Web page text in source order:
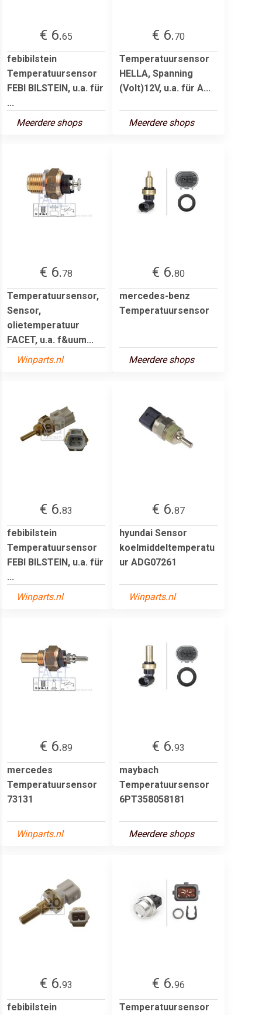
€ 6.65
febibilstein
Temperatuursensor
FEBI BILSTEIN, u.a. für
...
Meerdere shops
€ 6.70
Temperatuursensor
HELLA, Spanning
(Volt)12V, u.a. für A...
Meerdere shops
€ 6.78
Temperatuursensor,
Sensor,
olietemperatuur
FACET, u.a. f&uum...
Winparts.nl
€ 6.80
mercedes-benz
Temperatuursensor
Meerdere shops
€ 6.83
febibilstein
Temperatuursensor
FEBI BILSTEIN, u.a. für
...
Winparts.nl
€ 6.87
hyundai Sensor
koelmiddeltemperatu
ur ADG07261
Winparts.nl
€ 6.89
mercedes
Temperatuursensor
73131
Winparts.nl
€ 6.93
maybach
Temperatuursensor
6PT358058181
Meerdere shops
€ 6.93
febibilstein
€ 6.96
Temperatuursensor